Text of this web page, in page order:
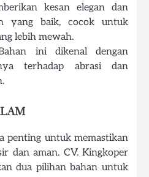
kesan elegan dan
yang baik, cocok untuk
lebih mewah.
ini dikenal dengan
terhadap abrasi dan
penting untuk memastikan
dan aman. CV. Kingkoper
dua pilihan bahan untuk